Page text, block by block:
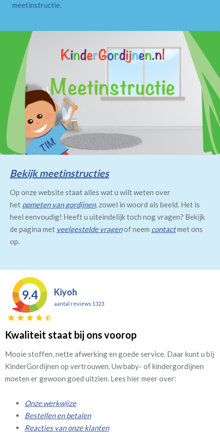
meetinstructie.
Bekijk meetinstructies
Op onze website staat alles wat u wilt weten over
het opmeten van gordijnen, zowel in woord als beeld. Het is
heel eenvoudig! Heeft u uiteindelijk toch nog vragen? Bekijk
de pagina met veelgestelde vragenof neem contactmet ons
op.
9.4 Kiyoh
aantal reviews 1323
Kwaliteit staat bij ons voorop
Mooie stoffen, nette afwerking en goede service. Daar kunt u bij
KinderGordijnen op vertrouwen. Uw baby- of kindergordijnen
moeten er gewoon goed uitzien. Lees hier meer over:
Onze werkwijze
Bestellen en betalen
Reacties van onze klanten